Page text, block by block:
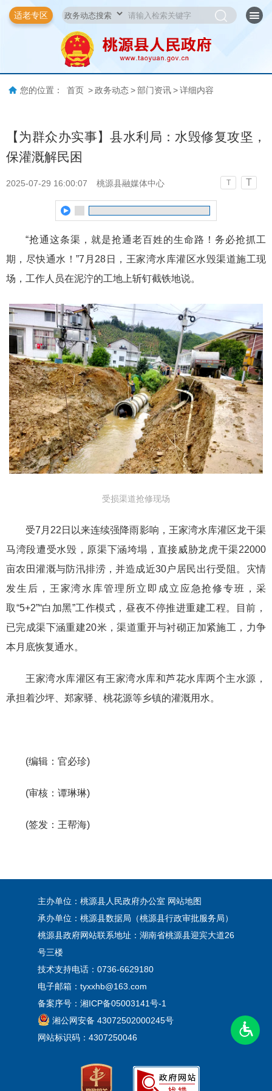
适老专区
您的位置： 首页 > 政务动态 > 部门资讯 > 详细内容
【为群众办实事】县水利局：水毁修复攻坚，
保灌溉解民困
2025-07-29 16:00:07 桃源县融媒体中心 T T
“抢通这条渠，就是抢通老百姓的生命路！务必抢抓工
期，尽快通水！”7月28日，王家湾水库灌区水毁渠道施工现
场，工作人员在泥泞的工地上斩钉截铁地说。
受损渠道抢修现场
受7月22日以来连续强降雨影响，王家湾水库灌区龙干渠
马湾段遭受水毁，原渠下涵垮塌，直接威胁龙虎干渠22000
亩农田灌溉与防汛排涝，并造成近30户居民出行受阻。灾情
发生后，王家湾水库管理所立即成立应急抢修专班，采
取“5+2”“白加黑”工作模式，昼夜不停推进重建工程。目前，
已完成渠下涵重建20米，渠道重开与衬砌正加紧施工，力争
本月底恢复通水。
王家湾水库灌区有王家湾水库和芦花水库两个主水源，
承担着沙坪、郑家驿、桃花源等乡镇的灌溉用水。
(编辑：官必珍)
(审核：谭琳琳)
(签发：王帮海)
主办单位：桃源县人民政府办公室 网站地图
承办单位：桃源县数据局（桃源县行政审批服务局）
桃源县政府网站联系地址：湖南省桃源县迎宾大道26
号三楼
技术支持电话：0736-6629180
电子邮箱：tyxxhb@163.com
备案序号： 湘ICP备05003141号-1
湘公网安备 43072502000245号
网站标识码：4307250046